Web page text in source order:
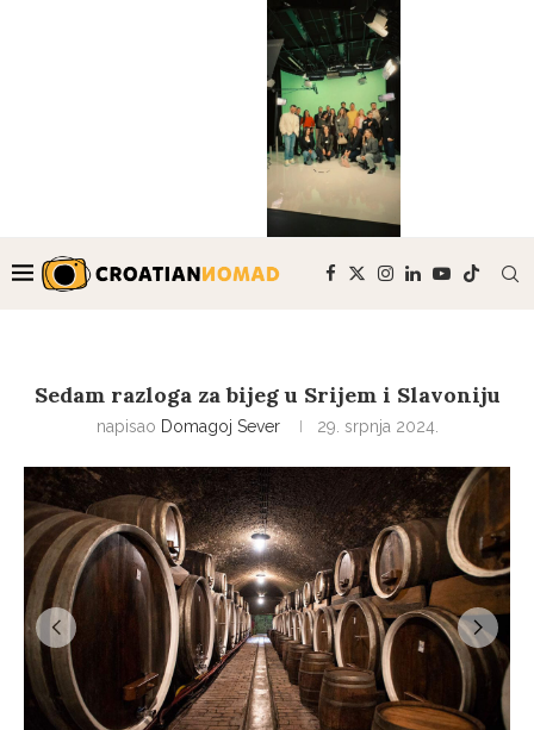
Sedam razloga za bijeg u Srijem i Slavoniju
napisao Domagoj Sever 29. srpnja 2024.